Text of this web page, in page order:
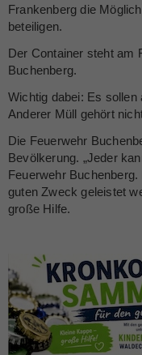
Frankenberg die
beteiligen.
Der Container steht am
Buchenberg.
Wichtig dabei: Es
Anderer Müll gehört
Die Feuerwehr
Bevölkerung. „Jeder
Feuerwehr
guten Zweck geleistet
große Hilfe.